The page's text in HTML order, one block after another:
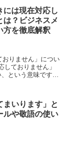
には現在対応し
は？ビジネスメ
方を徹底解釈
おりません」につい
ておりません」
という意味です。
まいります」と
ルや敬語の使い